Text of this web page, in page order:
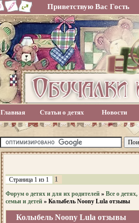
Приветствую Вас Гость
Главная Статьи о детях Новости
Страница 1 из 1 1
Форум о детях и для их родителей » Все о
семьи и детей » Колыбель Noony Lula отзывы
Колыбель Noony Lula отзывы